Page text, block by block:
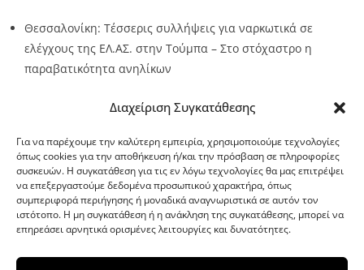
Διαχείριση Συγκατάθεσης
Για να παρέχουμε την καλύτερη εμπειρία, χρησιμοποιούμε τεχνολογίες
όπως cookies για την αποθήκευση ή/και την πρόσβαση σε πληροφορίες
συσκευών. Η συγκατάθεση για τις εν λόγω τεχνολογίες θα μας επιτρέψει
να επεξεργαστούμε δεδομένα προσωπικού χαρακτήρα, όπως
συμπεριφορά περιήγησης ή μοναδικά αναγνωριστικά σε αυτόν τον
ιστότοπο. Η μη συγκατάθεση ή η ανάκληση της συγκατάθεσης, μπορεί να
επηρεάσει αρνητικά ορισμένες λειτουργίες και δυνατότητες.
Θεσσαλονίκη: Τέσσερις συλλήψεις για ναρκωτικά σε
ελέγχους της ΕΛ.ΑΣ. στην Τούμπα – Στο στόχαστρο η
παραβατικότητα ανηλίκων
G-point.gr